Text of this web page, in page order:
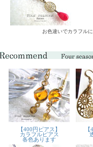
お色違いでカラフル